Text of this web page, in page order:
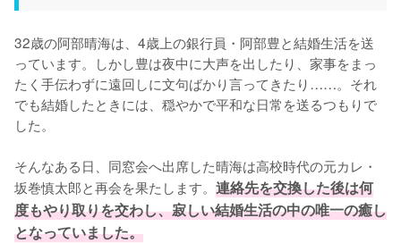
32歳の阿部晴海は、4歳上の銀行員・阿部豊と結婚生活を送
っています。しかし豊は夜中に大声を出したり、家事をまっ
たく手伝わずに遠回しに文句ばかり言ってきたり……。それ
でも結婚したときには、穏やかで平和な日常を送るつもりで
した。
そんなある日、同窓会へ出席した晴海は高校時代の元カレ・
坂巻慎太郎と再会を果たします。 連絡先を交換した後は何
度もやり取りを交わし、寂しい結婚生活の中の唯一の癒し
となっていました。